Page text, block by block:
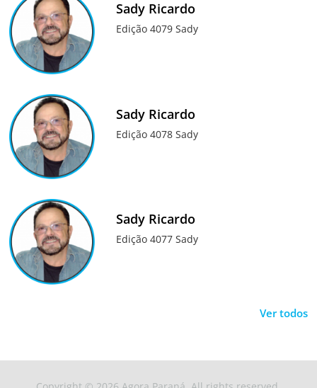
Sady Ricardo
Edição 4079 Sady
Sady Ricardo
Edição 4078 Sady
Sady Ricardo
Edição 4077 Sady
Ver todos